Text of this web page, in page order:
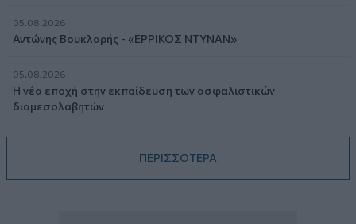
05.08.2026
Αντώνης Βουκλαρής - «ΕΡΡΙΚΟΣ ΝΤΥΝΑΝ»
05.08.2026
Η νέα εποχή στην εκπαίδευση των ασφαλιστικών
διαμεσολαβητών
ΠΕΡΙΣΣΟΤΕΡΑ